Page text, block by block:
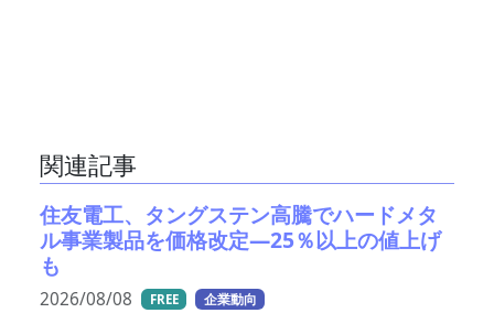
関連記事
住友電工、タングステン高騰でハードメタ
ル事業製品を価格改定―25％以上の値上げ
も
2026/08/08 FREE 企業動向